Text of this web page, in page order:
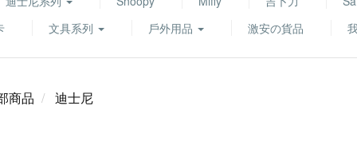
文具系列 戶外用品 激安の貨品
商品 迪士尼